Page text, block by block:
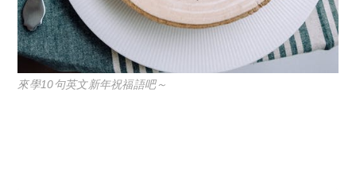
來學10句英文新年祝福語吧～